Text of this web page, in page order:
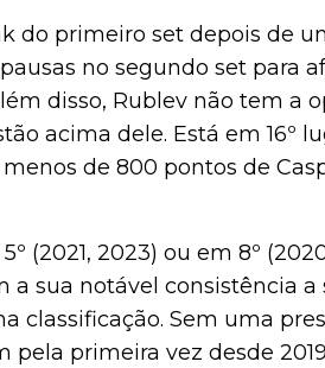
do primeiro set depois de
no segundo set para
disso, Rublev não tem a
acima dele. Está em 16º
de 800 pontos de
(2021, 2023) ou em 8º
a sua notável consistência
classificação. Sem uma
pela primeira vez desde